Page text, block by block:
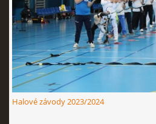
© 2026 eStránky.cz |WebSlice |Tisk
Nahoru ↑
Halové závody 2023/2024